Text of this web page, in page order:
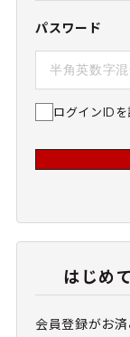
パスワード
ログインIDを
はじめ
会員登録がお